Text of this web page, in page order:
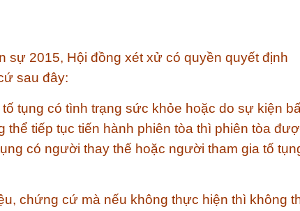
sự 2015, Hội đồng xét xử có quyền quyết định
sau đây:
tụng có tình trạng sức khỏe hoặc do sự kiện
tiếp tục tiến hành phiên tòa thì phiên tòa
có người thay thế hoặc người tham gia tố
chứng cứ mà nếu không thực hiện thì không